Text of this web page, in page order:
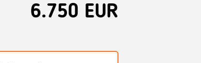
6.750 EUR